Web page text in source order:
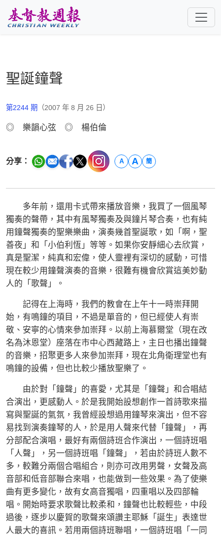
聖誕鐘聲
第2244 期 （2007 年 8 月 26 日）
◎ 樂韻心弦 ◎ 楊伯倫
分享： A A 簡
多年前，還用卡式帶來播放音樂，我買了一個風琴
獨奏的聲帶，其中有風琴獨奏及與鐘片琴合奏，也有純
用鐘聲獨奏的聖樂樂曲，演奏幾首聖誕歌，如「啊，聖
善夜」和「小伯利恆」等等。如果你安靜細心去欣賞，
真是聖潔，純真和宏偉，使人靈裡有深切的感動，可惜
現在較少用鐘聲演奏的音樂，很難有機會欣賞這美妙動
人的「歌聲」。
記得在上海時，我們的教會在上午十一時崇拜開
始，有鳴鐘的項目，不過是單音的，但已經使人有崇
敬、安寧的心情來參加崇拜。以前上海慕爾堂（現在改
名為沐恩堂）座落在市中心西藏路上，主日也播出鐘聲
的音樂，招聚更多人來參加崇拜，現在北角衛理堂也有
鳴鐘的設備，但也比較少播放聖樂了。
由於對「鐘聲」的喜愛，尤其是「鐘聲」和合唱結
合演出，更感動人。於是我開始設想創作一首詩歌來描
寫與聖誕的氣氛，我曾經設想過用鐘琴來演出，但不容
易找到演奏鐘琴的人，於是用人聲來代替「鐘聲」，再
分部配合演唱，最好有兩個詩班合作演出，一個詩班唱
「人聲」，另一個詩班唱「鐘聲」，若由於詩班人數不
多，較難分兩個合唱組合，則亦可改用男聲，女聲及高
音部和低音部聯合來唱，也能做到一些效果。為了使樂
曲有更多變化，故有女高音獨唱，四重唱以及四部輪
唱。開始時要求歌聲比較柔和，鐘聲也比較輕些，中段
過後，逐步以慶賀的歌聲來頌讚主耶穌「誕生」表達世
人最大的喜訊。若用兩個詩班聯唱，一個詩班唱「一同